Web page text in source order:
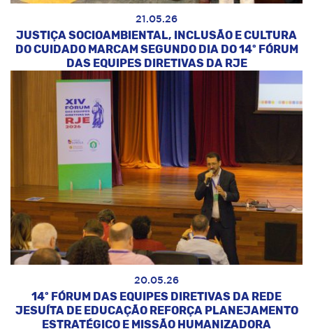
21.05.26
JUSTIÇA SOCIOAMBIENTAL, INCLUSÃO E CULTURA
DO CUIDADO MARCAM SEGUNDO DIA DO 14º FÓRUM
DAS EQUIPES DIRETIVAS DA RJE
20.05.26
14º FÓRUM DAS EQUIPES DIRETIVAS DA REDE
JESUÍTA DE EDUCAÇÃO REFORÇA PLANEJAMENTO
ESTRATÉGICO E MISSÃO HUMANIZADORA